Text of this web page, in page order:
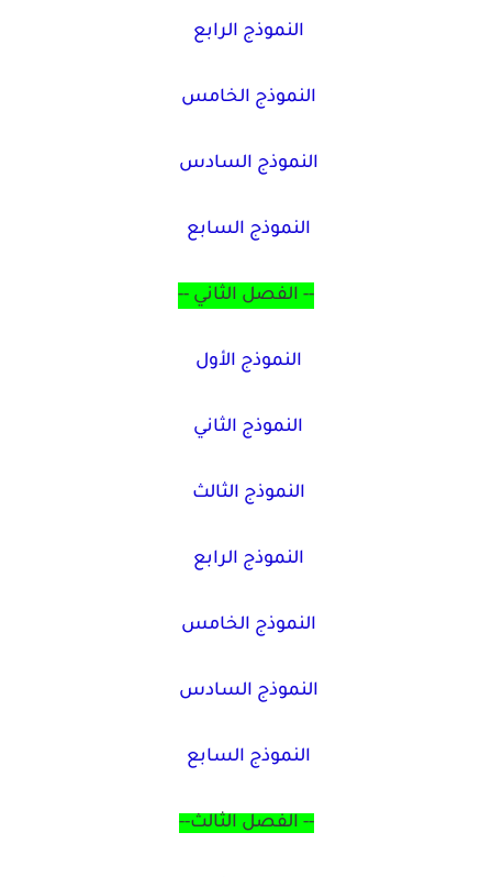
النموذج الرابع
النموذج الخامس
النموذج السادس
النموذج السابع
-- الفصل الثاني --
النموذج الأول
النموذج الثاني
النموذج الثالث
النموذج الرابع
النموذج الخامس
النموذج السادس
النموذج السابع
-- الفصل الثالث--